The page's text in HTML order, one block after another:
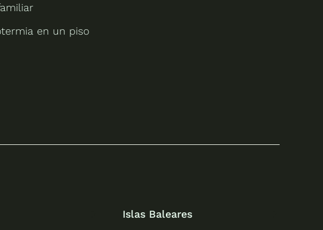
en un piso
Islas Baleares